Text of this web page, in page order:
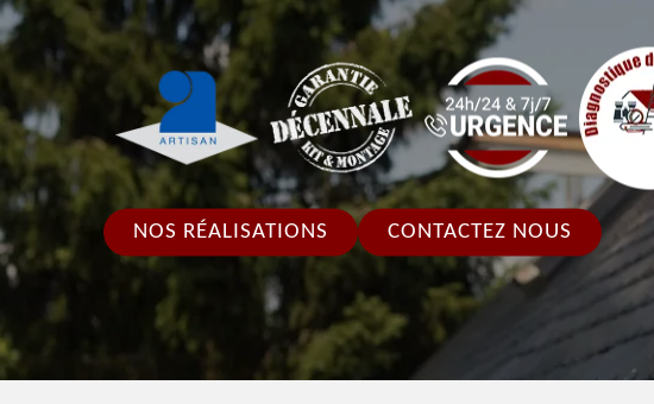
NOS RÉALISATIONS CONTACTEZ NOUS